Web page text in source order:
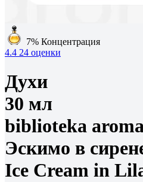
7% Концентрация
4.4 24 оценки
Духи
30 мл
biblioteka
Эскимо в
Ice Cream in